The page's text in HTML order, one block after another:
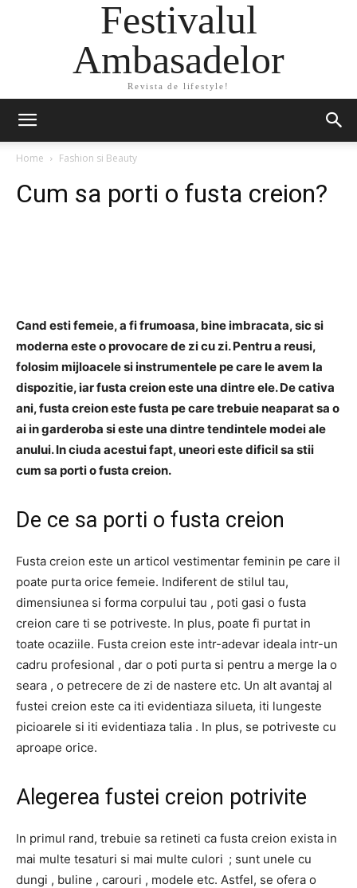
Festivalul
Ambasadelor
Revista de lifestyle!
Home Fashion si Beauty
Cum sa porti o fusta creion?
Cand esti femeie, a fi frumoasa, bine imbracata, sic si
moderna este o provocare de zi cu zi. Pentru a reusi,
folosim mijloacele si instrumentele pe care le avem la
dispozitie, iar fusta creion este una dintre ele. De cativa
ani, fusta creion este fusta pe care trebuie neaparat sa o
ai in garderoba si este una dintre tendintele modei ale
anului. In ciuda acestui fapt, uneori este dificil sa stii
cum sa porti o fusta creion.
De ce sa porti o fusta creion
Fusta creion este un articol vestimentar feminin pe care il
poate purta orice femeie. Indiferent de stilul tau,
dimensiunea si forma corpului tau , poti gasi o fusta
creion care ti se potriveste. In plus, poate fi purtat in
toate ocaziile. Fusta creion este intr-adevar ideala intr-un
cadru profesional , dar o poti purta si pentru a merge la o
seara , o petrecere de zi de nastere etc. Un alt avantaj al
fustei creion este ca iti evidentiaza silueta, iti lungeste
picioarele si iti evidentiaza talia . In plus, se potriveste cu
aproape orice.
Alegerea fustei creion potrivite
In primul rand, trebuie sa retineti ca fusta creion exista in
mai multe tesaturi si mai multe culori ; sunt unele cu
dungi , buline , carouri , modele etc. Astfel, se ofera o